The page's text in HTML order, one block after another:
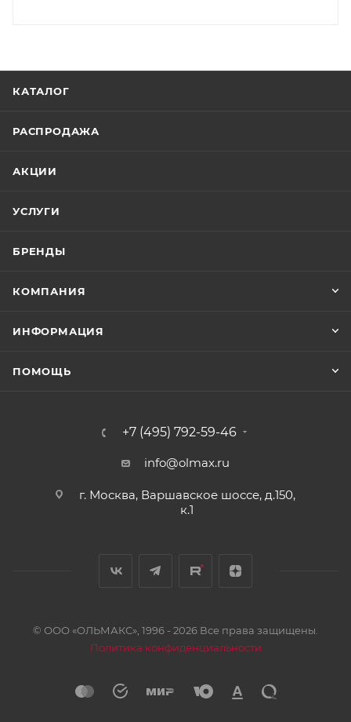
КАТАЛОГ
РАСПРОДАЖА
АКЦИИ
УСЛУГИ
БРЕНДЫ
КОМПАНИЯ
ИНФОРМАЦИЯ
ПОМОЩЬ
+7 (495) 792-59-46
info@olmax.ru
г. Москва, Варшавское шоссе, д.150,
к.1
© ООО «ОЛЬМАКС», 1996 - 2026 Все права защищены.
Политика конфиденциальности